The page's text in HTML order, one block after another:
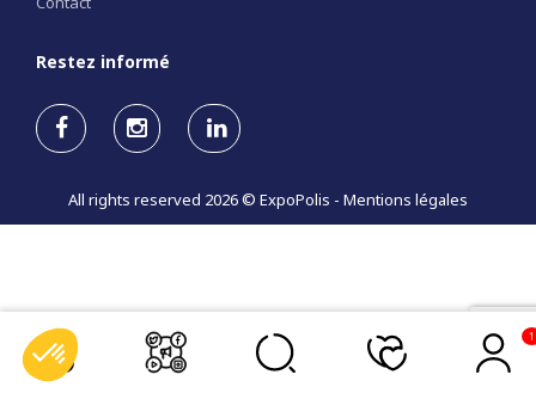
1
Restez informé
All rights reserved 2026 © ExpoPolis - Mentions légales